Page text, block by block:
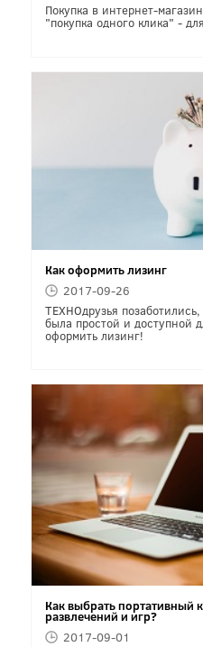
Покупка в интернет-
"покупка одного клика" -
Как оформить лизинг
2017-09-26
ТЕХНОдрузья
была простой и доступной
оформить лизинг!
Как выбрать портативный
развлечений и игр?
2017-09-01